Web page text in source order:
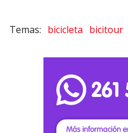
bicicleta bicitour